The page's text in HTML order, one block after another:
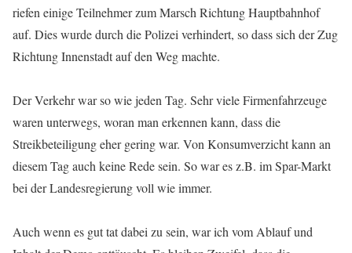
riefen einige Teilnehmer zum Marsch Richtung Hauptbahnhof
auf. Dies wurde durch die Polizei verhindert, so dass sich der Zug
Richtung Innenstadt auf den Weg machte.
Der Verkehr war so wie jeden Tag. Sehr viele Firmenfahrzeuge
waren unterwegs, woran man erkennen kann, dass die
Streikbeteiligung eher gering war. Von Konsumverzicht kann an
diesem Tag auch keine Rede sein. So war es z.B. im Spar-Markt
bei der Landesregierung voll wie immer.
Auch wenn es gut tat dabei zu sein, war ich vom Ablauf und